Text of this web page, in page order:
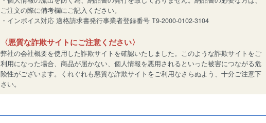
ご注文の際に備考欄にご記入ください。
・インボイス対応 適格請求書発行事業者登録番号 T9-2000-0102-3104
〈悪質な詐欺サイトにご注意ください〉
弊社の会社概要を使用した詐欺サイトを確認いたしました。このような詐欺サイトをご
利用になった場合、商品が届かない、個人情報を悪用されるといった被害につながる危
険性がございます。くれぐれも悪質な詐欺サイトをご利用なさらぬよう、十分ご注意下
さい。